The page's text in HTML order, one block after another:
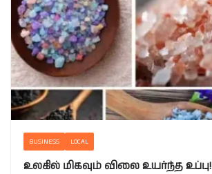
BUSINESS LOCAL
உலகில் மிகவும் விலை உயர்ந்த உப்பு!